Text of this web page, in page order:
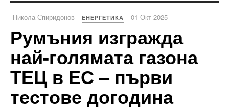
Никола Спиридонов ЕНЕРГЕТИКА 01 Окт 2025
Румъния изгражда
най-голямата газона
ТЕЦ в ЕС – първи
тестове догодина